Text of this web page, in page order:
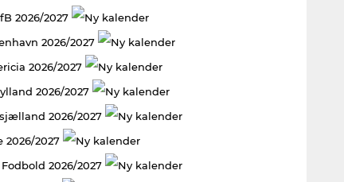
2026/2027
2026/2027
2026/2027
2026/2027
2026/2027
2026/2027
2026/2027